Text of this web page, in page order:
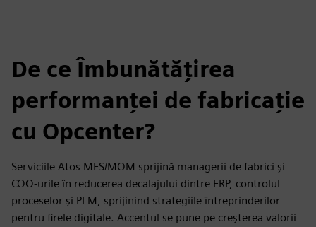
De ce Îmbunătățirea
performanței de fabricație
cu Opcenter?
Serviciile Atos MES/MOM sprijină managerii de fabrici și
COO-urile în reducerea decalajului dintre ERP, controlul
proceselor și PLM, sprijinind strategiile întreprinderilor
pentru firele digitale. Accentul se pune pe creșterea valorii